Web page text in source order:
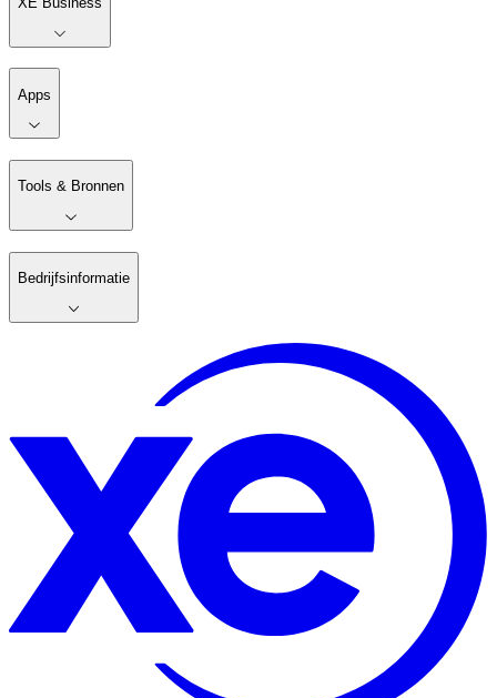
Apps
Tools & Bronnen
Bedrijfsinformatie